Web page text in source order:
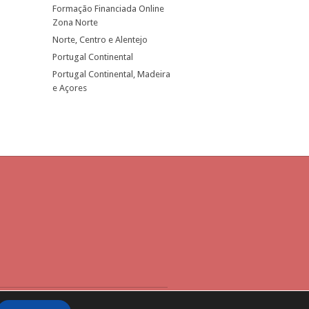
Formação Financiada Online
Zona Norte
Norte, Centro e Alentejo
Portugal Continental
Portugal Continental, Madeira
e Açores